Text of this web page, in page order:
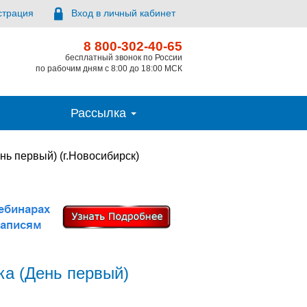
Вход в личный кабинет
8 800-302-40-65
бесплатный звонок по России
по рабочим дням с 8:00 до 18:00 МСК
Рассылка
первый) (г.Новосибирск)
(День первый)